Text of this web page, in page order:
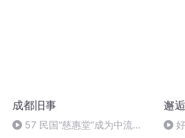
成都旧事
57 民国“慈惠堂”成为中流砥
邂